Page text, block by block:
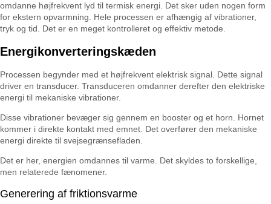
omdanne højfrekvent lyd til termisk energi. Det sker uden nogen form
for ekstern opvarmning. Hele processen er afhængig af vibrationer,
tryk og tid. Det er en meget kontrolleret og effektiv metode.
Energikonverteringskæden
Processen begynder med et højfrekvent elektrisk signal. Dette signal
driver en transducer. Transduceren omdanner derefter den elektriske
energi til mekaniske vibrationer.
Disse vibrationer bevæger sig gennem en booster og et horn. Hornet
kommer i direkte kontakt med emnet. Det overfører den mekaniske
energi direkte til svejsegrænsefladen.
Det er her, energien omdannes til varme. Det skyldes to forskellige,
men relaterede fænomener.
Generering af friktionsvarme